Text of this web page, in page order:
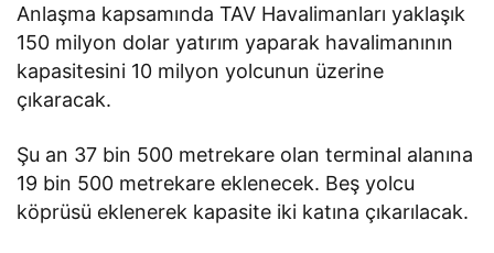
Anlaşma kapsamında TAV Havalimanları yaklaşık
150 milyon dolar yatırım yaparak havalimanının
kapasitesini 10 milyon yolcunun üzerine
çıkaracak.
Şu an 37 bin 500 metrekare olan terminal alanına
19 bin 500 metrekare eklenecek. Beş yolcu
köprüsü eklenerek kapasite iki katına çıkarılacak.